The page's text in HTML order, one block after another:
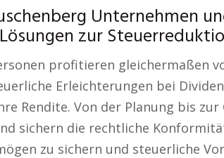
Unternehmen
zur
profitieren gleichermaßen
Erleichterungen bei
Rendite. Von der Planung bis
sichern die rechtliche
zu sichern und steuerliche